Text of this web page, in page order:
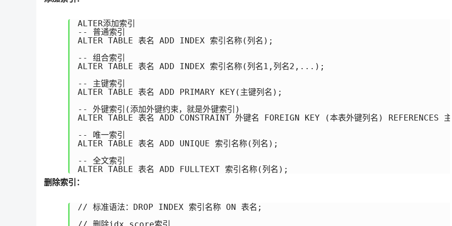
ALTER添加索引
-- 普通索引
ALTER TABLE 表名 ADD INDEX 索引名称(列名);
-- 组合索引
ALTER TABLE 表名 ADD INDEX 索引名称(列名1,列名2,...);
-- 主键索引
ALTER TABLE 表名 ADD PRIMARY KEY(主键列名);
-- 外键索引(添加外键约束，就是外键索引)
ALTER TABLE 表名 ADD CONSTRAINT 外键名 FOREIGN KEY (本表外键列名) REFERENCES
-- 唯一索引
ALTER TABLE 表名 ADD UNIQUE 索引名称(列名);
-- 全文索引
ALTER TABLE 表名 ADD FULLTEXT 索引名称(列名);
删除索引：
// 标准语法：DROP INDEX 索引名称 ON 表名;